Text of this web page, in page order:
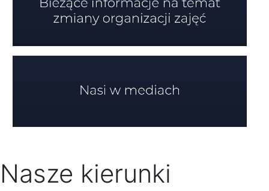
Nasze kierunki